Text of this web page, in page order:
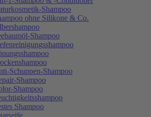
Shampoo
ohne Silikone & Co.
Shampoo
Schuppen-Shampoo
Shampoo
Shampoo
Shampoo